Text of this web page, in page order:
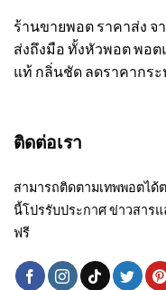
ร้านขายพอต ราคาส่ง
ส่งถึงมือ ทั้งหัวพอต พอ
แท้ กลิ่นชัด ลดราคากร
ติดต่อเรา
สามารถติดตามเทพพอตได้
นี้โปรรับประกาศ ข่าวสาร
ฟรี